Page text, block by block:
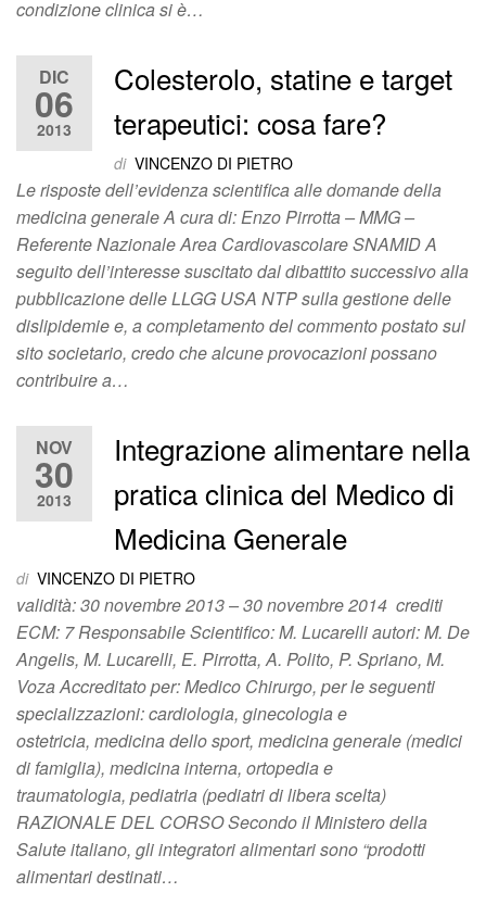
condizione clinica si è…
DIC
06
2013
Colesterolo, statine e target
terapeutici: cosa fare?
di VINCENZO DI PIETRO
Le risposte dell’evidenza scientifica alle domande della
medicina generale A cura di: Enzo Pirrotta – MMG –
Referente Nazionale Area Cardiovascolare SNAMID A
seguito dell’interesse suscitato dal dibattito successivo alla
pubblicazione delle LLGG USA NTP sulla gestione delle
dislipidemie e, a completamento del commento postato sul
sito societario, credo che alcune provocazioni possano
contribuire a…
NOV
30
2013
Integrazione alimentare nella
pratica clinica del Medico di
Medicina Generale
di VINCENZO DI PIETRO
validità: 30 novembre 2013 – 30 novembre 2014 crediti
ECM: 7 Responsabile Scientifico: M. Lucarelli autori: M. De
Angelis, M. Lucarelli, E. Pirrotta, A. Polito, P. Spriano, M.
Voza Accreditato per: Medico Chirurgo, per le seguenti
specializzazioni: cardiologia, ginecologia e
ostetricia, medicina dello sport, medicina generale (medici
di famiglia), medicina interna, ortopedia e
traumatologia, pediatria (pediatri di libera scelta)
RAZIONALE DEL CORSO Secondo il Ministero della
Salute italiano, gli integratori alimentari sono “prodotti
alimentari destinati…